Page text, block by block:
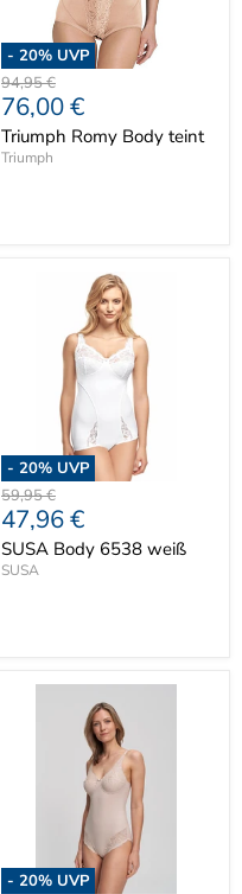
- 20% UVP
Ursprünglicher
Preis
94,95 €
Aktueller
Preis
76,00 €
Triumph Romy Body teint
Triumph
- 20% UVP
Ursprünglicher
Preis
59,95 €
Aktueller
Preis
47,96 €
SUSA Body 6538 weiß
SUSA
- 20% UVP